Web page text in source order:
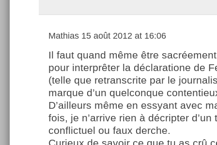
Mathias 15 août 2012 at 16:06
Il faut quand même être
pour interprêter la déclaratione de
(telle que retranscrite par le
marque d’un quelconque
D’ailleurs même en essyant avec
fois, je n’arrive rien à décripter d’un
conflictuel ou faux derche.